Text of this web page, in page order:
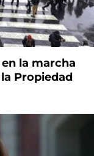
la marcha
Propiedad